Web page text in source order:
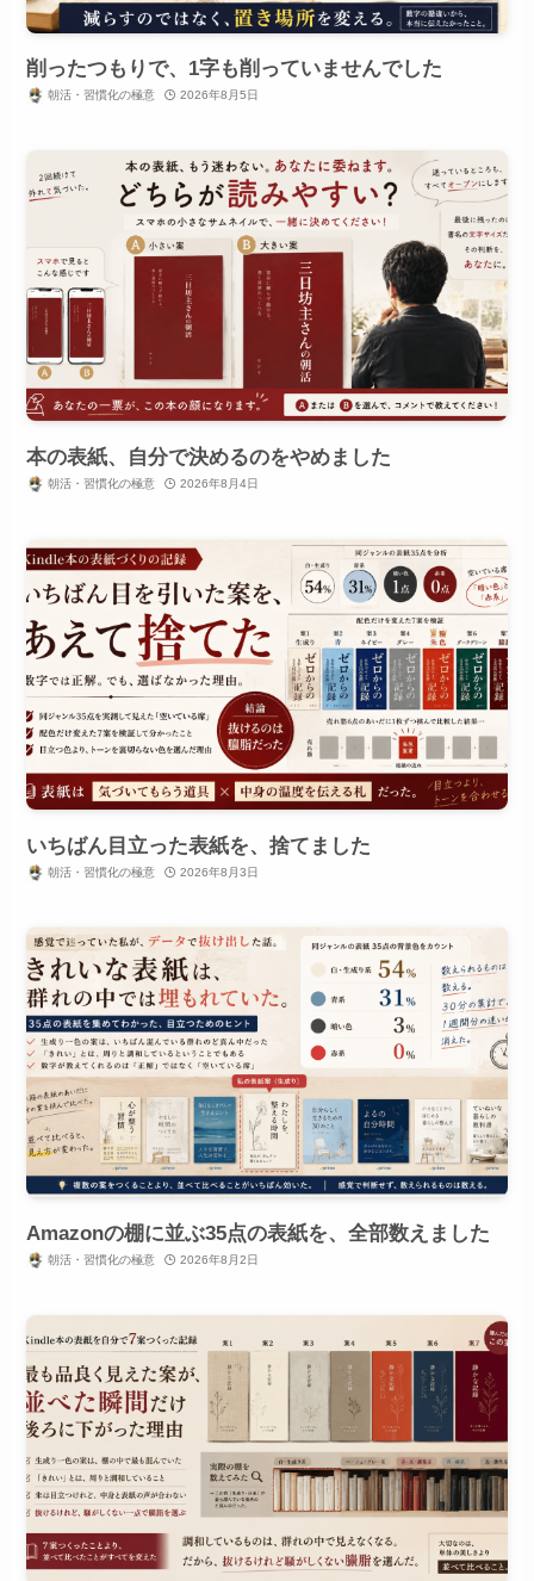
削ったつもりで、1字も削っていませんでした
朝活・習慣化の極意 2026年8月5日
本の表紙、自分で決めるのをやめました
朝活・習慣化の極意 2026年8月4日
いちばん目立った表紙を、捨てました
朝活・習慣化の極意 2026年8月3日
Amazonの棚に並ぶ35点の表紙を、全部数えました
朝活・習慣化の極意 2026年8月2日